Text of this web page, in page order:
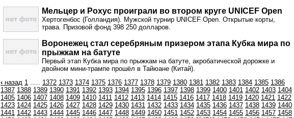
Мельцер и Рохус проиграли во втором круге UNICEF Open
Хертогенбос (Голландия). Мужской турнир UNICEF Open. Открытые корты,
трава. Призовой фонд 398 250 долларов.
Воронежец стал серебряным призером этапа Кубка мира по
прыжкам на батуте
Первый этап Кубка мира по прыжкам на батуте, акробатической дорожке и
двойном мини-трампе прошёл в Тайюане (Китай).
‹ назад 1 ..... 1372 1373 1374 1375 1376 1377 1378 1379 1380 1381 1382 1383 1384 1385 1386
1387 1388 1389 1390 1391 1392 1393 1394 1395 1396 1397 1398 1399 1400 1401 1402 1403 1404
1405 1406 1407 1408 1409 1410 1411 1412 1413 1414 1415 1416 1417 1418 1419 1420 1421 1422
1423 1424 1425 1426 1427 1428 1429 1430 1431 1432 1433 1434 1435 1436 1437 1438 1439 1440
1441 1442 1443 1444 1445 1446 1447 1448 1449 1450 1451 1452 1453 1454 1455 1456 1457 1458